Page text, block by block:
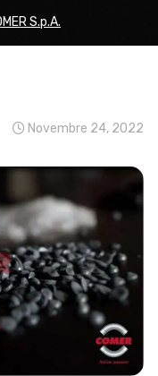
S.p.A.
Novembre 24, 2022